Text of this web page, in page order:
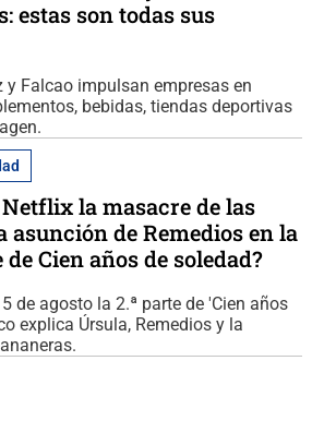
estas son todas sus
y Falcao impulsan empresas en
bebidas, tiendas deportivas
la masacre de las
asunción de Remedios en la
Cien años de soledad?
de agosto la 2.ª parte de 'Cien años
explica Úrsula, Remedios y la